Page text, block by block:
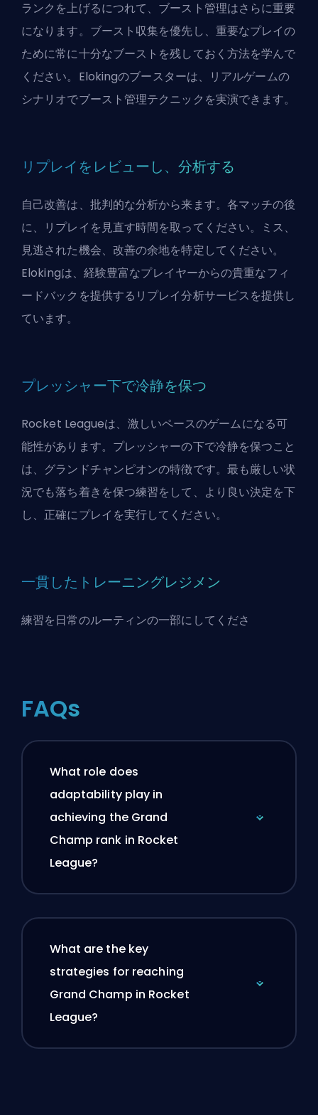
ランクを上げるにつれて、ブースト管理はさらに重要
になります。ブースト収集を優先し、重要なプレイの
ために常に十分なブーストを残しておく方法を学んで
ください。 Elokingのブースターは、リアルゲームの
シナリオでブースト管理テクニックを実演できます。
リプレイをレビューし、分析する
自己改善は、批判的な分析から来ます。各マッチの後
に、リプレイを見直す時間を取ってください。ミス、
見逃された機会、改善の余地を特定してください。
Elokingは、経験豊富なプレイヤーからの貴重なフィ
ードバックを提供するリプレイ分析サービスを提供し
ています。
プレッシャー下で冷静を保つ
Rocket Leagueは、激しいペースのゲームになる可
能性があります。プレッシャーの下で冷静を保つこと
は、グランドチャンピオンの特徴です。最も厳しい状
況でも落ち着きを保つ練習をして、より良い決定を下
し、正確にプレイを実行してください。
一貫したトレーニングレジメン
練習を日常のルーティンの一部にしてくださ
FAQs
What role does
adaptability play in
achieving the Grand
Champ rank in Rocket
League?
What are the key
strategies for reaching
Grand Champ in Rocket
League?